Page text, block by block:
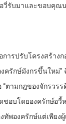
วี่​รับ​มาและ​ขอบคุณ​
การปรับโครงสร้าง​
ครักษ์​มังกร​ขึ้น​ใหม่​
ตาม​กฎ​ของ​จักรวร
ชอบ​โดย​องครักษ์​อ
พ​องครักษ์​แต่​เพียง